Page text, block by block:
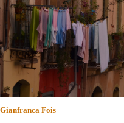
Gianfranca Fois